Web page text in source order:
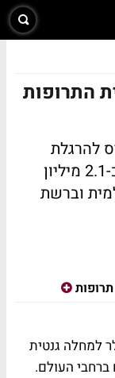
התרופות
להרגלת
טיפול מציל חיים שעלותו נאמדת בכ-2.1 מיליון
וברשת
תרופות
של 2.1 מיליון דולר למחלה גנטית
בהגרלה ל-100 זוכים ברחבי העולם.